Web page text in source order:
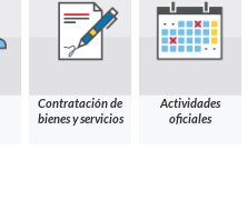
Contratación de
bienes y servicios
Actividades
oficiales